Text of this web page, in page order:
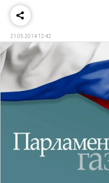
21.05.2014 12:42